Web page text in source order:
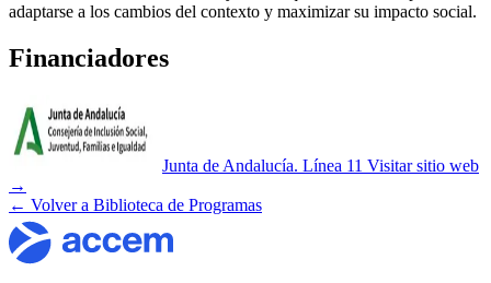
adaptarse a los cambios del contexto y maximizar su impacto social.​
Financiadores
Junta de Andalucía. Línea 11 Visitar sitio web
→
← Volver a Biblioteca de Programas